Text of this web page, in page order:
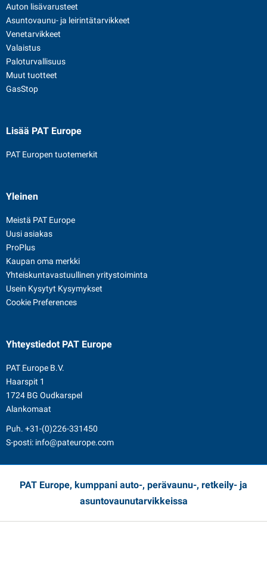
Auton lisävarusteet
Asuntovaunu- ja leirintätarvikkeet
Venetarvikkeet
Valaistus
Paloturvallisuus
Muut tuotteet
GasStop
Lisää PAT Europe
PAT Europen tuotemerkit
Yleinen
Meistä PAT Europe
Uusi asiakas
ProPlus
Kaupan oma merkki
Yhteiskuntavastuullinen yritystoiminta
Usein Kysytyt Kysymykset
Cookie Preferences
YhteystiedotPAT Europe
PAT Europe B.V.
Haarspit 1
1724 BG Oudkarspel
Alankomaat
Puh. +31-(0)226-331450
S-posti: info@pateurope.com
PAT Europe, kumppani auto-, perävaunu-, retkeily- ja
asuntovaunutarvikkeissa